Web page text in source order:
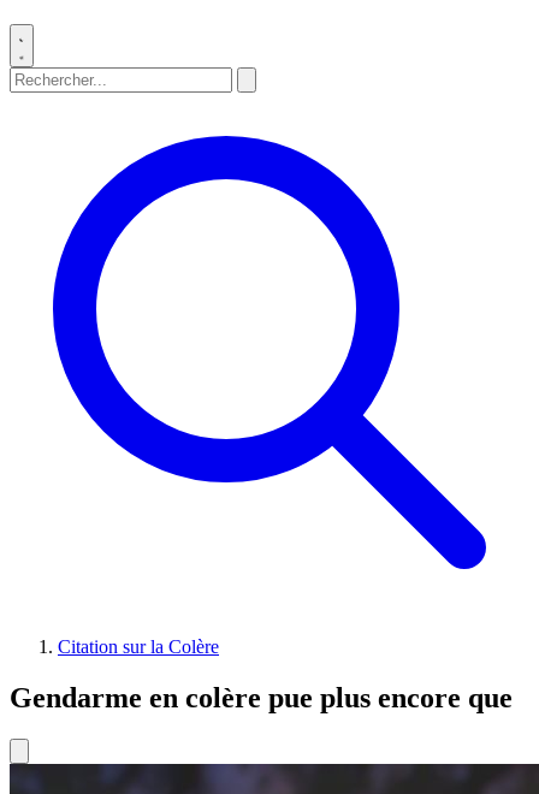
Citation sur la Colère
Gendarme en colère pue plus encore que